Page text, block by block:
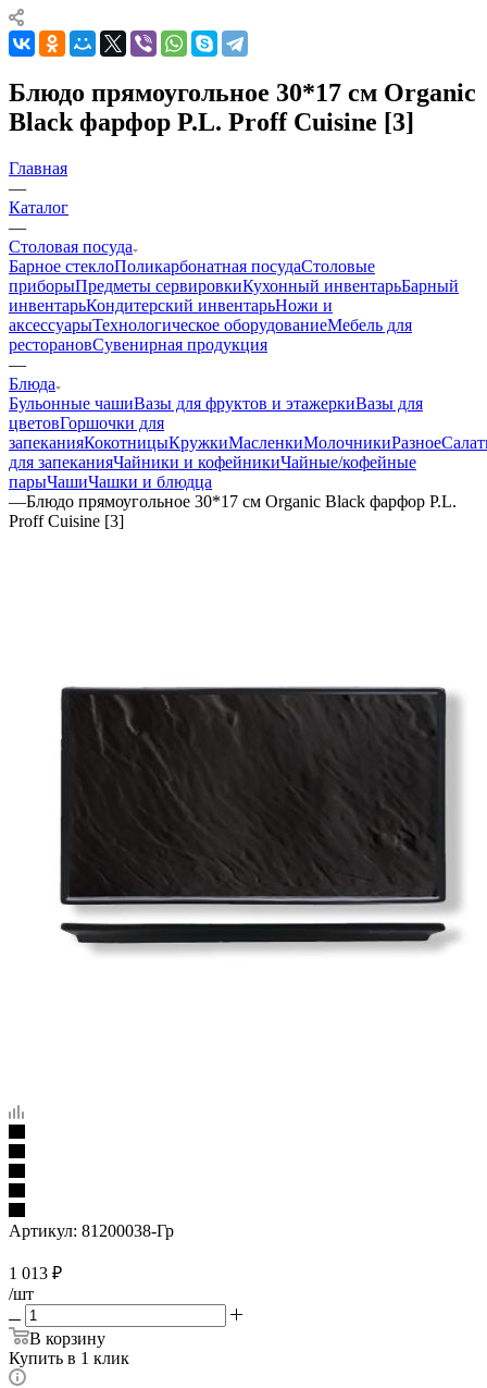
Блюдо прямоугольное 30*17 см Organic
Black фарфор P.L. Proff Cuisine [3]
Главная
—
Каталог
—
Столовая посуда
Барное стеклоПоликарбонатная посудаСтоловые
приборыПредметы сервировкиКухонный инвентарьБарный
инвентарьКондитерский инвентарьНожи и
аксессуарыТехнологическое оборудованиеМебель для
ресторановСувенирная продукция
—
Блюда
Бульонные чашиВазы для фруктов и этажеркиВазы для
цветовГоршочки для
запеканияКокотницыКружкиМасленкиМолочникиРазное
для запеканияЧайники и кофейникиЧайные/кофейные
парыЧашиЧашки и блюдца
—Блюдо прямоугольное 30*17 см Organic Black фарфор P.L.
Proff Cuisine [3]
Артикул: 81200038-Гр
1 013 ₽
/шт
В корзину
Купить в 1 клик